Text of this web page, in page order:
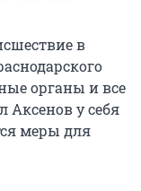
в
органы и все
Аксенов у себя
меры для